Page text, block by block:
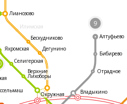
Илимская 9
Окружная
Дегунино
Бескудниково
Верхние
Лихоборы
Селигерская
Яхромская
Лианозово
Бибирево
Отрадное
Владыкино
Алтуфьево